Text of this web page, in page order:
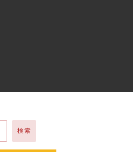
検索